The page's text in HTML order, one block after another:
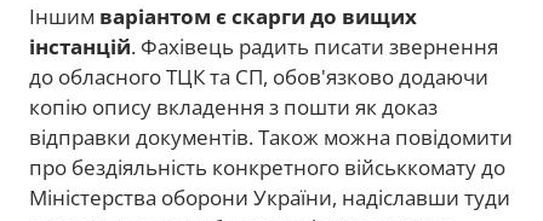
Іншим варіантом є скарги до вищих
інстанцій. Фахівець радить писати звернення
до обласного ТЦК та СП, обов'язково додаючи
копію опису вкладення з пошти як доказ
відправки документів. Також можна повідомити
про бездіяльність конкретного військкомату до
Міністерства оборони України, надіславши туди